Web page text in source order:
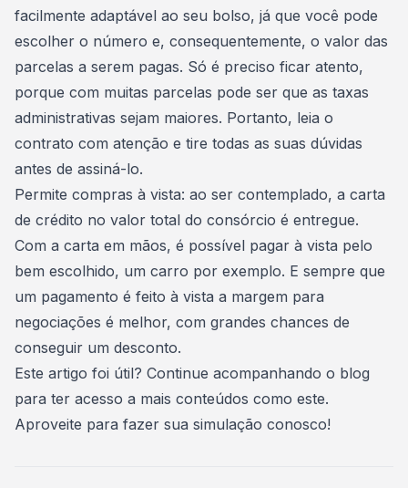
facilmente adaptável ao seu bolso, já que você pode
escolher o número e, consequentemente, o valor das
parcelas a serem pagas. Só é preciso ficar atento,
porque com muitas parcelas pode ser que as taxas
administrativas sejam maiores. Portanto, leia o
contrato com atenção e tire todas as suas dúvidas
antes de assiná-lo.
Permite compras à vista: ao ser contemplado, a carta
de crédito no valor total do consórcio é entregue.
Com a carta em mãos, é possível pagar à vista pelo
bem escolhido, um carro por exemplo. E sempre que
um pagamento é feito à vista a margem para
negociações é melhor, com grandes chances de
conseguir um desconto.
Este artigo foi útil? Continue acompanhando o blog
para ter acesso a mais conteúdos como este.
Aproveite para fazer sua simulação conosco!